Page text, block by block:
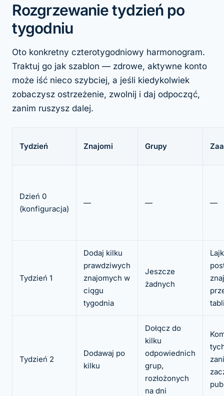
Rozgrzewanie tydzień po
tygodniu
Oto konkretny czterotygodniowy harmonogram.
Traktuj go jak szablon — zdrowe, aktywne konto
może iść nieco szybciej, a jeśli kiedykolwiek
zobaczysz ostrzeżenie, zwolnij i daj odpocząć,
zanim ruszysz dalej.
Tydzień Znajomi Grupy
Dzień 0
(konfiguracja)
— — —
Tydzień 1
Dodaj kilku
prawdziwych
znajomych w
ciągu
tygodnia
Jeszcze
żadnych
Tydzień 2
Dodawaj po
kilku
Dołącz do
kilku
odpowiednich
grup,
rozłożonych
na dni